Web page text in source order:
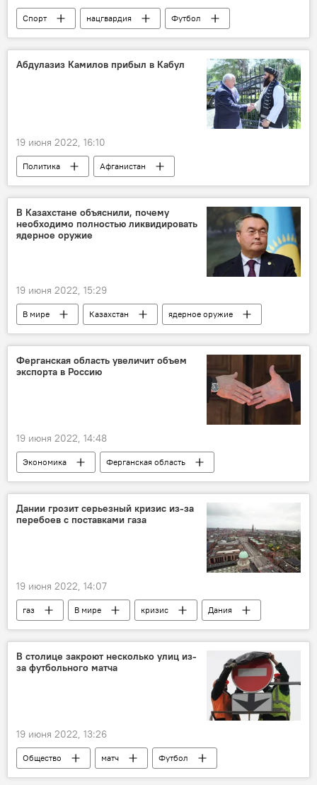
Спорт нацгвардия
Футбол
болельщики
фанаты футбола
Абдулазиз Камилов прибыл в Кабул
19 июня 2022, 16:10
Политика
Афганистан
Абдулазиз Камилов
В Казахстане объяснили, почему
необходимо полностью ликвидировать
ядерное оружие
19 июня 2022, 15:29
В мире Казахстан ядерное оружие
Ферганская область увеличит объем
экспорта в Россию
19 июня 2022, 14:48
Экономика
Ферганская область
Экспорт
Свердловская область
Россия
Дании грозит серьезный кризис из-за
перебоев с поставками газа
19 июня 2022, 14:07
газ В мире кризис Дания
В столице закроют несколько улиц из-
за футбольного матча
19 июня 2022, 13:26
Общество матч
Футбол
улица